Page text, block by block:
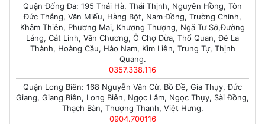
Quận Đống Đa: 195 Thái Hà, Thái Thịnh, Nguyên Hồng, Tôn
Đức Thắng, Văn Miếu, Hàng Bột, Nam Đồng, Trường Chinh,
Khâm Thiên, Phương Mai, Khương Thượng, Ngã Tư Sở,Đường
Láng, Cát Linh, Văn Chương, Ô Chợ Dừa, Thổ Quan, Đê La
Thành, Hoàng Cầu, Hào Nam, Kim Liên, Trung Tự, Thịnh
Quang.
0357.338.116
Quận Long Biên: 168 Nguyễn Văn Cừ, Bồ Đề, Gia Thụy, Đức
Giang, Giang Biên, Long Biên, Ngọc Lâm, Ngọc Thụy, Sài Đồng,
Thạch Bàn, Thượng Thanh, Việt Hưng.
0904.700116